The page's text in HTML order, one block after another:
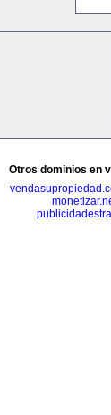
Otros dominios en